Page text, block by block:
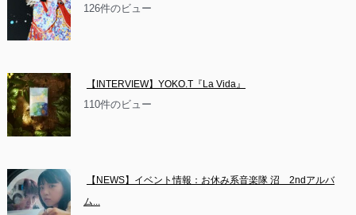
126件のビュー
【INTERVIEW】YOKO.T『La Vida』
110件のビュー
【NEWS】イベント情報：お休み系音楽隊 沼　2ndアルバ
ム...